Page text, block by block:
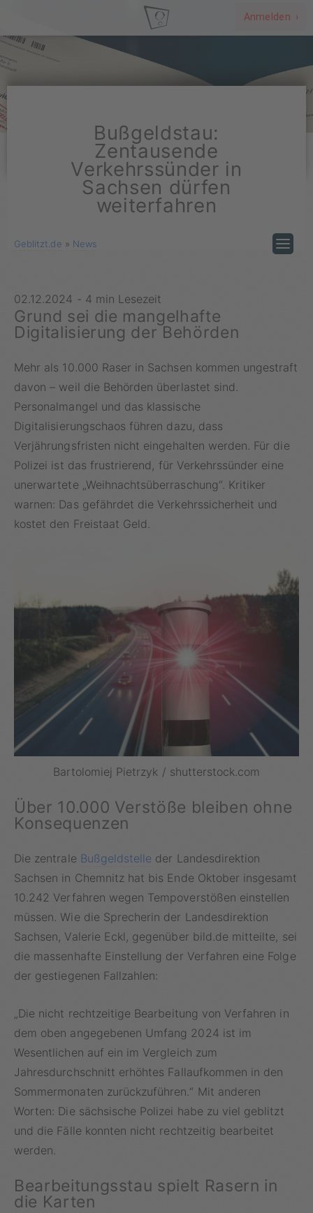
Anmelden ›
Bußgeldstau:
Zentausende
Verkehrssünder in
Sachsen dürfen
weiterfahren
Geblitzt.de » News
02.12.2024 - 4 min Lesezeit
Grund sei die mangelhafte
Digitalisierung der Behörden
Mehr als 10.000 Raser in Sachsen kommen ungestraft
davon – weil die Behörden überlastet sind.
Personalmangel und das klassische
Digitalisierungschaos führen dazu, dass
Verjährungsfristen nicht eingehalten werden. Für die
Polizei ist das frustrierend, für Verkehrssünder eine
unerwartete „Weihnachtsüberraschung“. Kritiker
warnen: Das gefährdet die Verkehrssicherheit und
kostet den Freistaat Geld.
Bartolomiej Pietrzyk / shutterstock.com
Über 10.000 Verstöße bleiben ohne
Konsequenzen
Die zentrale Bußgeldstelle der Landesdirektion
Sachsen in Chemnitz hat bis Ende Oktober insgesamt
10.242 Verfahren wegen Tempoverstößen einstellen
müssen. Wie die Sprecherin der Landesdirektion
Sachsen, Valerie Eckl, gegenüber bild.de mitteilte, sei
die massenhafte Einstellung der Verfahren eine Folge
der gestiegenen Fallzahlen:
„Die nicht rechtzeitige Bearbeitung von Verfahren in
dem oben angegebenen Umfang 2024 ist im
Wesentlichen auf ein im Vergleich zum
Jahresdurchschnitt erhöhtes Fallaufkommen in den
Sommermonaten zurückzuführen.“ Mit anderen
Worten: Die sächsische Polizei habe zu viel geblitzt
und die Fälle konnten nicht rechtzeitig bearbeitet
werden.
Bearbeitungsstau spielt Rasern in
die Karten